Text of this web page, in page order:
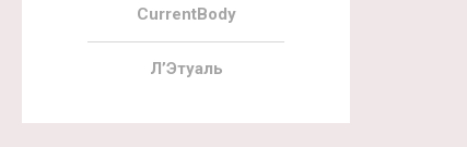
CurrentBody
Л’Этуаль